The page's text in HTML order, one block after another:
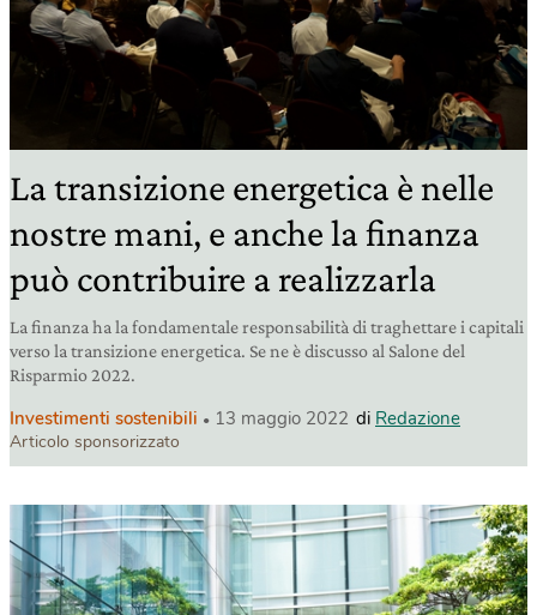
La transizione energetica è nelle
nostre mani, e anche la finanza
può contribuire a realizzarla
La finanza ha la fondamentale responsabilità di traghettare i capitali
verso la transizione energetica. Se ne è discusso al Salone del
Risparmio 2022.
Investimenti sostenibili 13 maggio 2022 di Redazione
Articolo sponsorizzato